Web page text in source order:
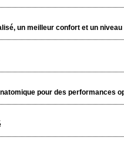
un meilleur confort et un
pour des performances